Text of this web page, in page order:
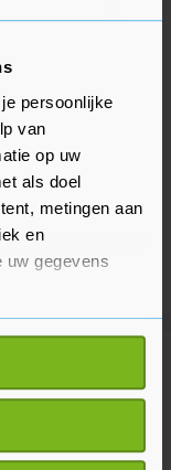
persoonlijke
van
op uw
als doel
metingen aan
en
uw gegevens
kan zijn
actief te
(fingerprinting)